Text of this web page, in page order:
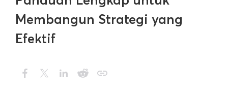
Membangun Strategi yang
Efektif